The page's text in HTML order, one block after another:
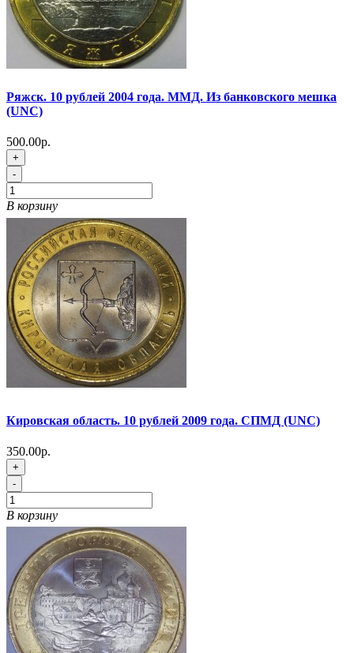
Ряжск. 10 рублей 2004 года. ММД. Из банковского мешка
(UNC)
500.00р.
+
-
В корзину
Кировская область. 10 рублей 2009 года. СПМД (UNC)
350.00р.
+
-
В корзину